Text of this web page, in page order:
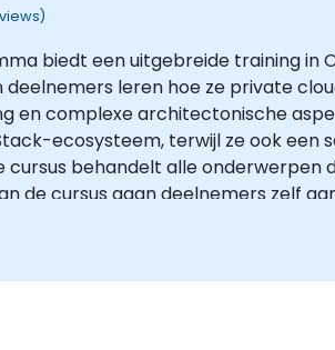
biedt een uitgebreide training
leren hoe ze private
en complexe architectonische
ecosysteem, terwijl ze ook een
cursus behandelt alle
de cursus gaan deelnemers zelf